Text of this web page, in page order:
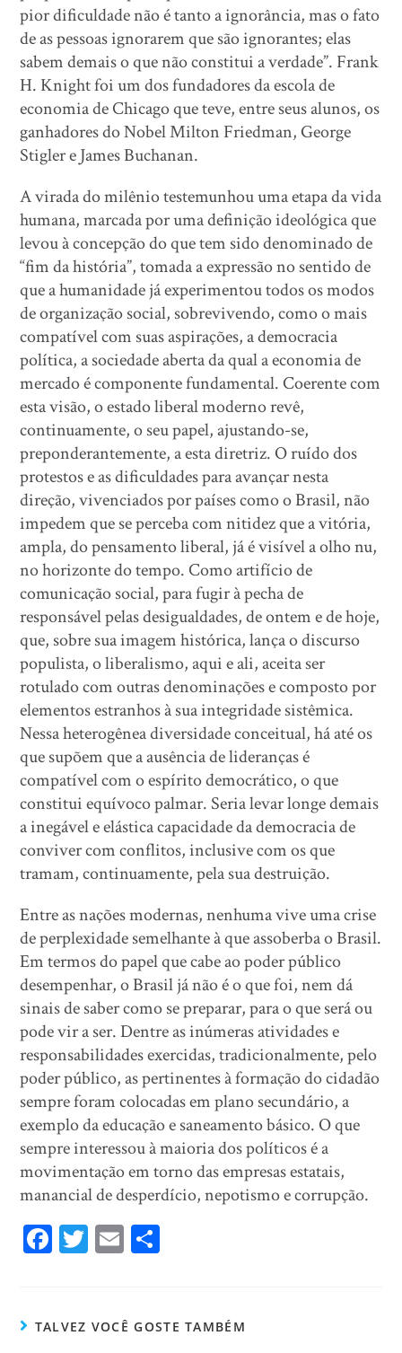
pior dificuldade não é tanto a ignorância, mas o fato
de as pessoas ignorarem que são ignorantes; elas
sabem demais o que não constitui a verdade”. Frank
H. Knight foi um dos fundadores da escola de
economia de Chicago que teve, entre seus alunos, os
ganhadores do Nobel Milton Friedman, George
Stigler e James Buchanan.
A virada do milênio testemunhou uma etapa da vida
humana, marcada por uma definição ideológica que
levou à concepção do que tem sido denominado de
“fim da história”, tomada a expressão no sentido de
que a humanidade já experimentou todos os modos
de organização social, sobrevivendo, como o mais
compatível com suas aspirações, a democracia
política, a sociedade aberta da qual a economia de
mercado é componente fundamental. Coerente com
esta visão, o estado liberal moderno revê,
continuamente, o seu papel, ajustando-se,
preponderantemente, a esta diretriz. O ruído dos
protestos e as dificuldades para avançar nesta
direção, vivenciados por países como o Brasil, não
impedem que se perceba com nitidez que a vitória,
ampla, do pensamento liberal, já é visível a olho nu,
no horizonte do tempo. Como artifício de
comunicação social, para fugir à pecha de
responsável pelas desigualdades, de ontem e de hoje,
que, sobre sua imagem histórica, lança o discurso
populista, o liberalismo, aqui e ali, aceita ser
rotulado com outras denominações e composto por
elementos estranhos à sua integridade sistêmica.
Nessa heterogênea diversidade conceitual, há até os
que supõem que a ausência de lideranças é
compatível com o espírito democrático, o que
constitui equívoco palmar. Seria levar longe demais
a inegável e elástica capacidade da democracia de
conviver com conflitos, inclusive com os que
tramam, continuamente, pela sua destruição.
Entre as nações modernas, nenhuma vive uma crise
de perplexidade semelhante à que assoberba o Brasil.
Em termos do papel que cabe ao poder público
desempenhar, o Brasil já não é o que foi, nem dá
sinais de saber como se preparar, para o que será ou
pode vir a ser. Dentre as inúmeras atividades e
responsabilidades exercidas, tradicionalmente, pelo
poder público, as pertinentes à formação do cidadão
sempre foram colocadas em plano secundário, a
exemplo da educação e saneamento básico. O que
sempre interessou à maioria dos políticos é a
movimentação em torno das empresas estatais,
manancial de desperdício, nepotismo e corrupção.
Fa
ok
T
er
E
TALVEZ VOCÊ GOSTE TAMBÉM